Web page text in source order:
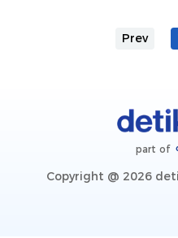
Prev
part of
Copyright @ 2026